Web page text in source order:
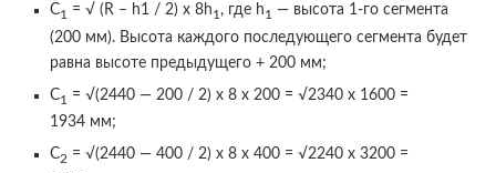
С1 = √ (R – h1 / 2) х 8h1 , где h1
— высота 1-го сегмента
(200 мм). Высота каждого последующего сегмента будет
равна высоте предыдущего + 200 мм;
С1
= √(2440 — 200 / 2) х 8 х 200 = √2340 х 1600 =
1934 мм;
С2 = √(2440 — 400 / 2) х 8 х 400 = √2240 х 3200 =